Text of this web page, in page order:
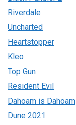
Riverdale
Uncharted
Heartstopper
Kleo
Top Gun
Resident Evil
Dahoam is Dahoam
Dune 2021